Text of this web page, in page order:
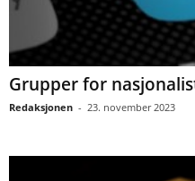
Grupper for
Redaksjonen - 23. november 2023